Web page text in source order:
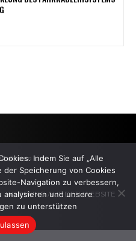
aktivem Link.
WERBUNG AUF DER WEBSITE
Indem Sie auf „Alle
der Speicherung von Cookies
Navigation zu verbessern,
und unsere
zu unterstützen